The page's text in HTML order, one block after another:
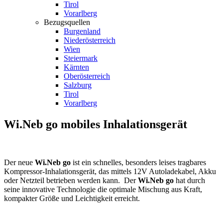
Tirol
Vorarlberg
Bezugsquellen
Burgenland
Niederösterreich
Wien
Steiermark
Kärnten
Oberösterreich
Salzburg
Tirol
Vorarlberg
Wi.Neb go mobiles Inhalationsgerät
Der neue Wi.Neb go ist ein schnelles, besonders leises tragbares
Kompressor-Inhalationsgerät, das mittels 12V Autoladekabel, Akku
oder Netzteil betrieben werden kann. DerWi.Neb go hat durch
seine innovative Technologie die optimale Mischung aus Kraft,
kompakter Größe und Leichtigkeit erreicht.